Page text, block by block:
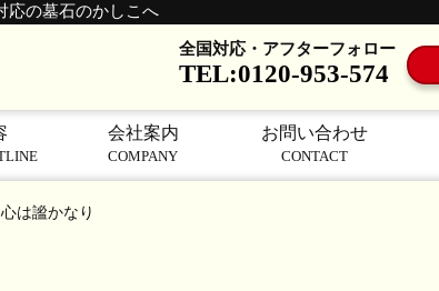
応の墓石のかしこへ
全国対応・アフターフォロー
TEL:0120-953-574
会社案内
COMPANY
お問い合わせ
CONTACT
は謐かなり